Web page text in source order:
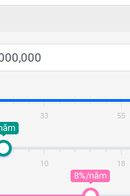
33 55
10 18
8%/năm